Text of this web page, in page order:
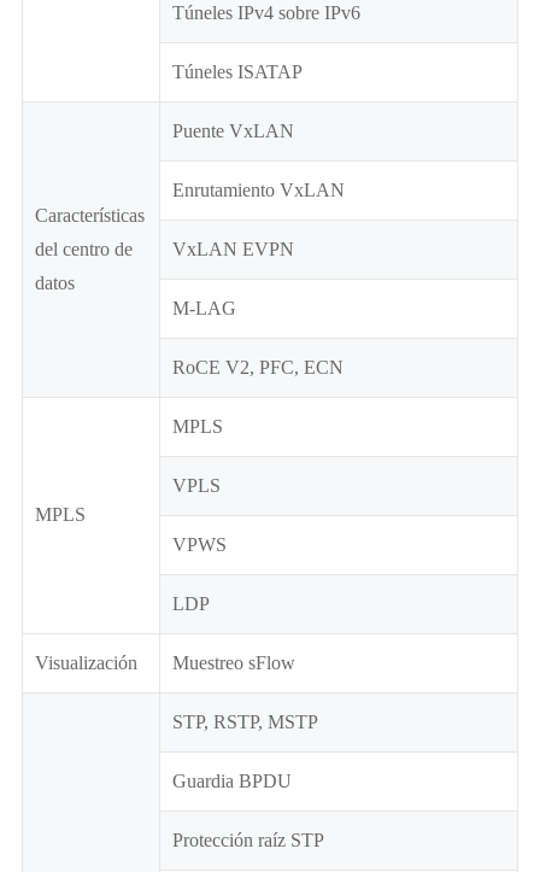
Túneles IPv4 sobre IPv6
Túneles ISATAP
Características
del centro de
datos
Puente VxLAN
Enrutamiento VxLAN
VxLAN EVPN
M-LAG
RoCE V2, PFC, ECN
MPLS
MPLS
VPLS
VPWS
LDP
Visualización Muestreo sFlow
STP, RSTP, MSTP
Guardia BPDU
Protección raíz STP